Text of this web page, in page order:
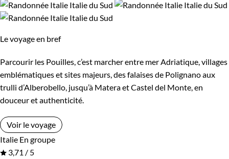
Le voyage en bref
Parcourir les Pouilles, c’est marcher entre mer Adriatique, villages
emblématiques et sites majeurs, des falaises de Polignano aux
trulli d’Alberobello, jusqu’à Matera et Castel del Monte, en
douceur et authenticité.
Voir le voyage
Italie En groupe
3,71 / 5